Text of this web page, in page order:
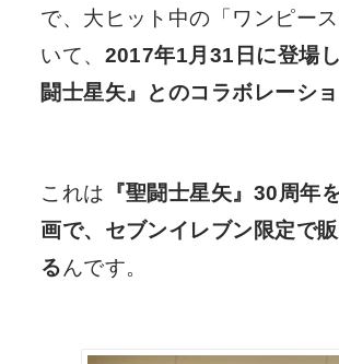
で、大ヒット中の「ワンピー
いて、 2017年1月31日に登場
闘士星矢』とのコラボレーシ
これは 『聖闘士星矢』30周年
画で、セブンイレブン限定で
るんです。